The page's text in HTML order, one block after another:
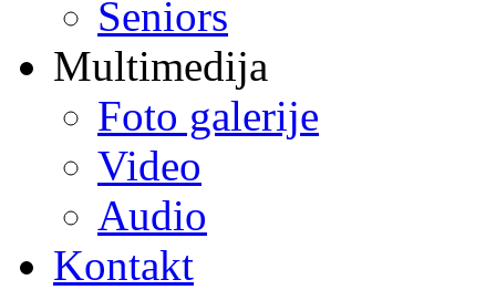
Seniors
Multimedija
Foto galerije
Video
Audio
Kontakt